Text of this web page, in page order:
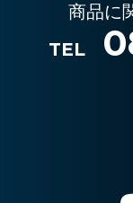
商品に
TEL